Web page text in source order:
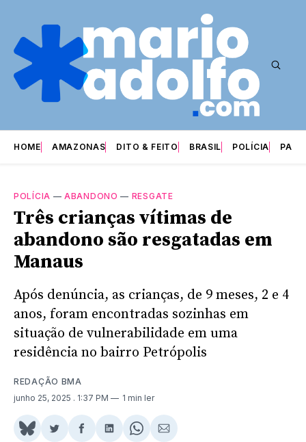
HOME AMAZONAS DITO & FEITO BRASIL POLÍCIA
POLÍCIA —ABANDONO — RESGATE
Três crianças vítimas de
abandono são resgatadas em
Manaus
Após denúncia, as crianças, de 9 meses, 2 e 4
anos, foram encontradas sozinhas em
situação de vulnerabilidade em uma
residência no bairro Petrópolis
REDAÇÃO BMA
junho 25, 2025 . 1:37 PM 1 min ler
ShareCompartilhar
Compartilhar
Compartilhar
ShareCompartilhar